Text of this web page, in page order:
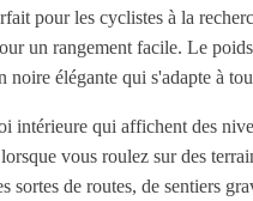
pour les cyclistes à la
un rangement facile. Le
élégante qui s'adapte à
intérieure qui affichent des
vous roulez sur des
sortes de routes, de sentiers